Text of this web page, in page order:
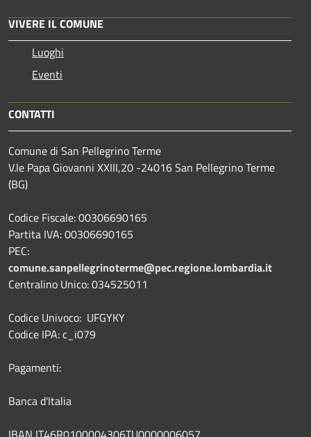
VIVERE IL COMUNE
Luoghi
Eventi
CONTATTI
Comune di San Pellegrino Terme
V.le Papa Giovanni XXIII,20 -24016 San Pellegrino Terme
(BG)
Codice Fiscale: 00306690165
Partita IVA: 00306690165
PEC:
comune.sanpellegrinoterme@pec.regione.lombardia.it
Centralino Unico: 034525011
Codice Univoco: UFGYKY
Codice IPA: c_i079
Pagamenti:
Banca d'Italia